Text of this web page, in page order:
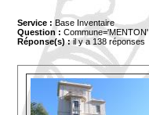
Service : Base Inventaire
Question : Commune='MENTON'
Réponse(s) :il y a 138 réponses